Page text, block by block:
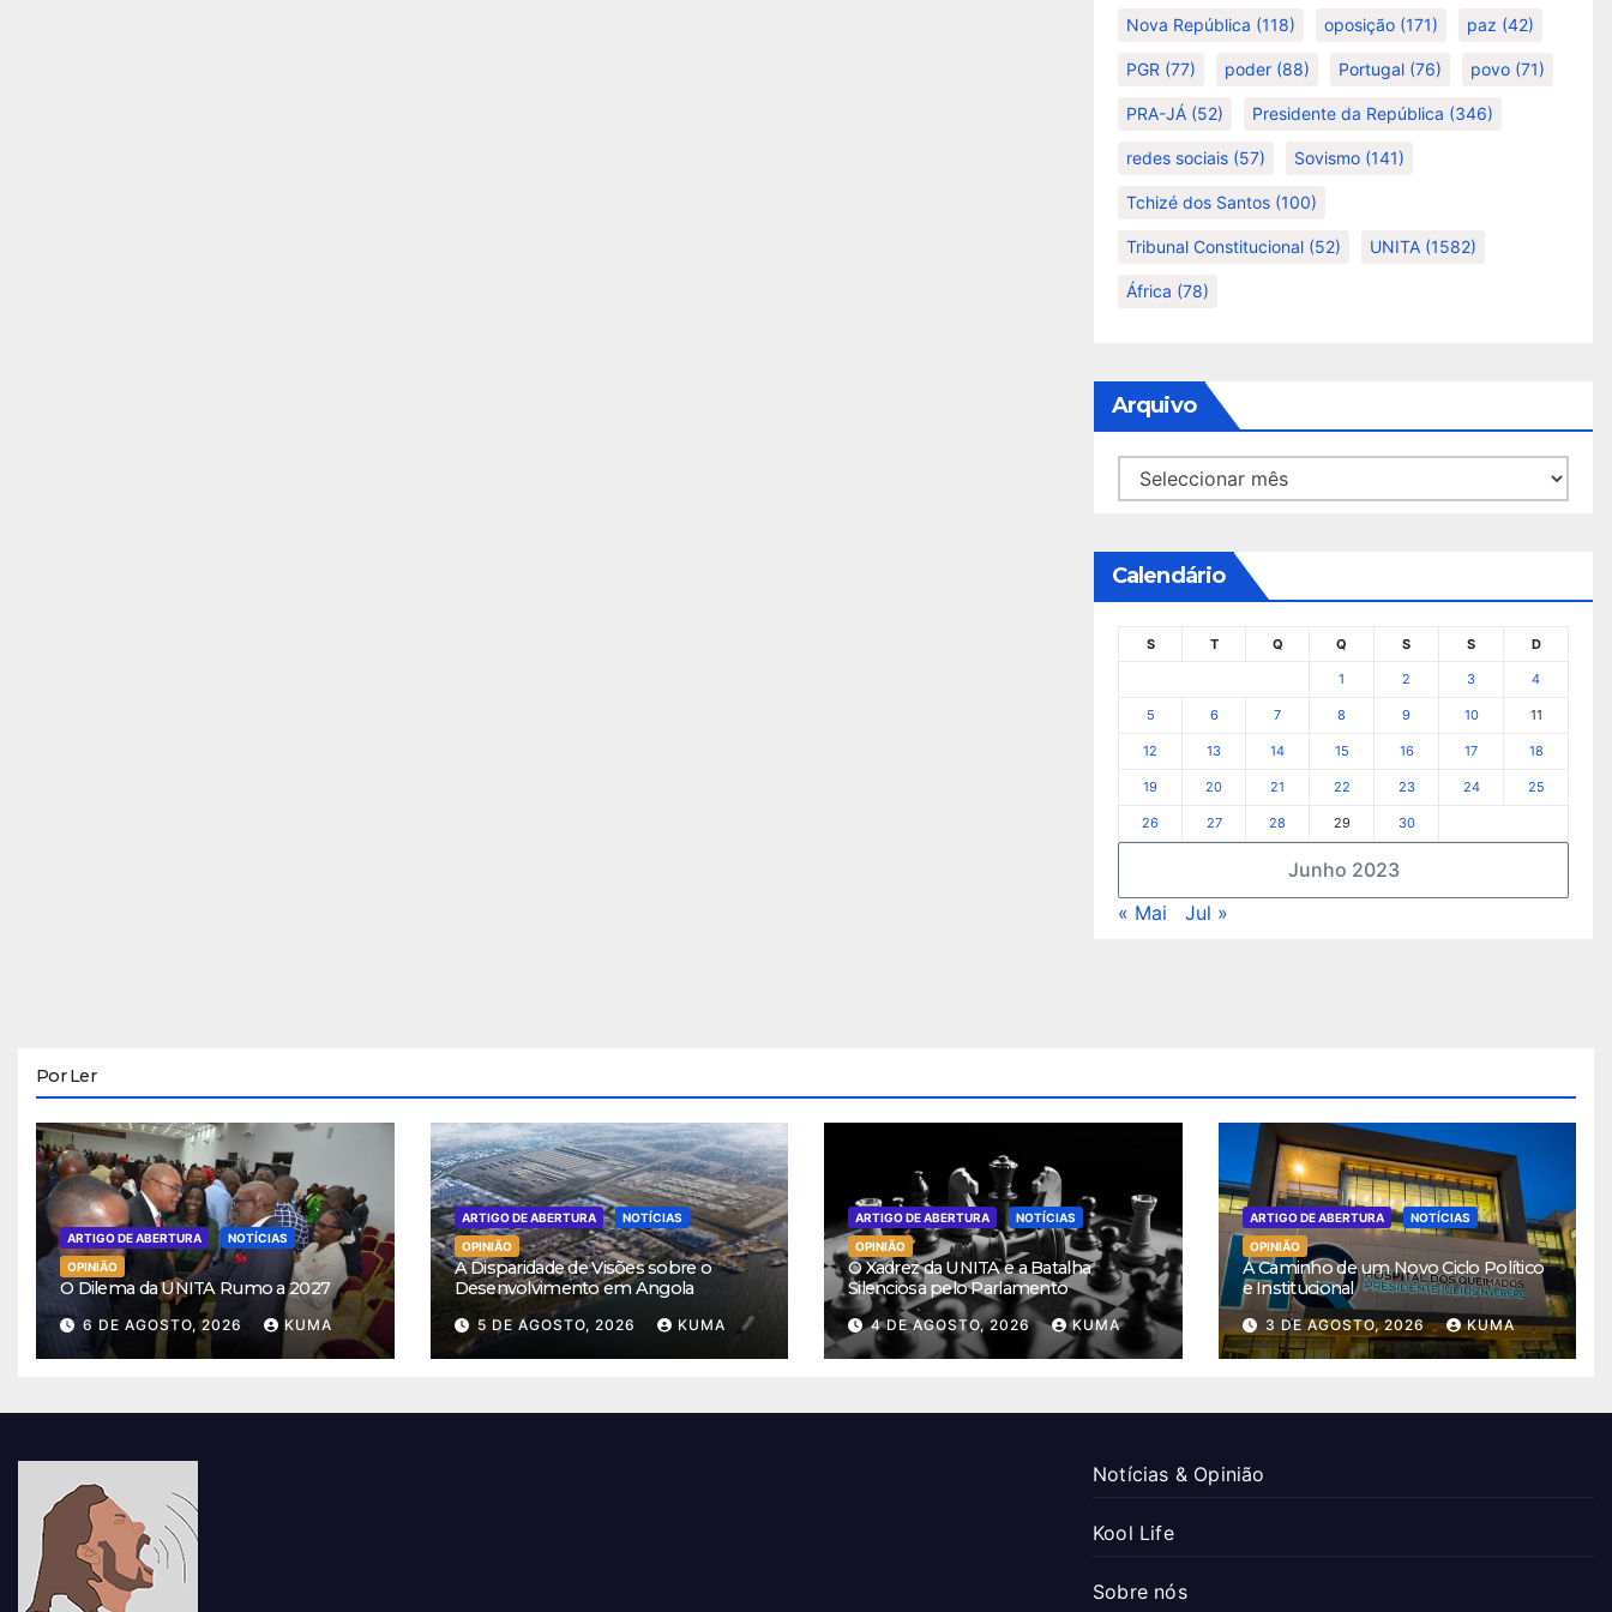
Nova República (118) oposição (171) paz (42)
PGR (77) poder (88) Portugal (76) povo (71)
PRA-JÁ (52) Presidente da República (346)
redes sociais (57) Sovismo (141)
Tchizé dos Santos (100)
Tribunal Constitucional (52) UNITA (1582)
África (78)
Arquivo
Arquivo
Calendário
Junho 2023
S T Q Q S S D
1 2 3 4
5 6 7 8 9 10 11
12 13 14 15 16 17 18
19 20 21 22 23 24 25
26 27 28 29 30
« Mai Jul »
Por Ler
ARTIGO DE ABERTURA
NOTÍCIAS
OPINIÃO
O Dilema da UNITA Rumo a 2027
6 DE AGOSTO, 2026 KUMA
ARTIGO DE ABERTURA
NOTÍCIAS
OPINIÃO
A Disparidade de Visões sobre o
Desenvolvimento em Angola
5 DE AGOSTO, 2026 KUMA
ARTIGO DE ABERTURA
NOTÍCIAS
OPINIÃO
O Xadrez da UNITA e a Batalha
Silenciosa pelo Parlamento
4 DE AGOSTO, 2026 KUMA
ARTIGO DE ABERTURA
NOTÍCIAS
OPINIÃO
A Caminho de um Novo Ciclo Político
e Institucional
3 DE AGOSTO, 2026 KUMA
Notícias & Opinião
Kool Life
Sobre nós